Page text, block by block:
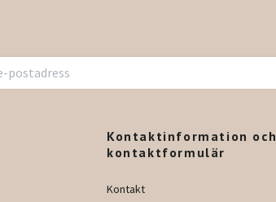
Kontaktinformation och
kontaktformulär
Kontakt